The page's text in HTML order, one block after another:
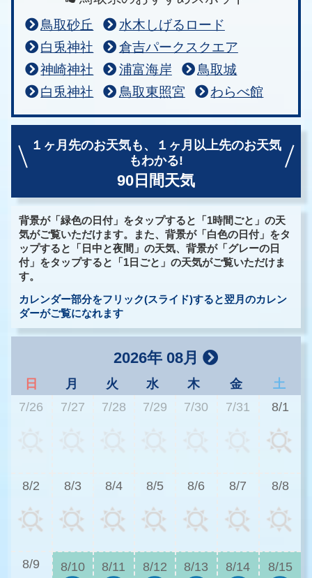
鳥取砂丘
水木しげるロード
白兎神社
倉吉パークスクエア
神崎神社
浦富海岸
鳥取城
白兎神社
鳥取東照宮 わらべ館
１ヶ月先のお天気も、
１ヶ月以上先のお天気
もわかる!
90日間天気
背景が「緑色の日付」をタップすると「1時間ごと」の天
気がご覧いただけます。また、背景が「白色の日付」をタ
ップすると「日中と夜間」の天気、背景が「グレーの日
付」をタップすると「1日ごと」の天気がご覧いただけま
す。
カレンダー部分をフリック(スライド)すると翌月のカレン
ダーがご覧になれます
2026年 08月
日 月 火 水 木 金
土
7/26
7/27 7/28 7/29 7/30 7/31 8/1
8/2 8/3 8/4 8/5 8/6 8/7 8/8
8/9 8/10 8/11 8/12 8/13 8/14 8/15